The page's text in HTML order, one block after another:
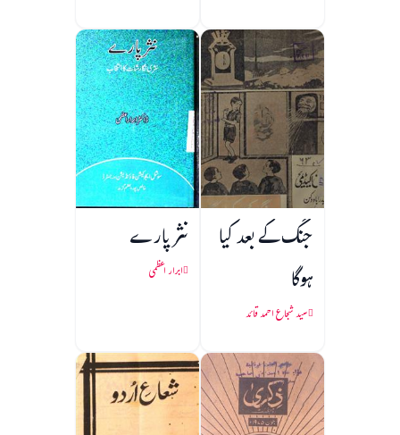
جنگ کے بعد کیا
ہوگا
سید شجاع احمد قائد
نثر پارے
ابرار اعظمی